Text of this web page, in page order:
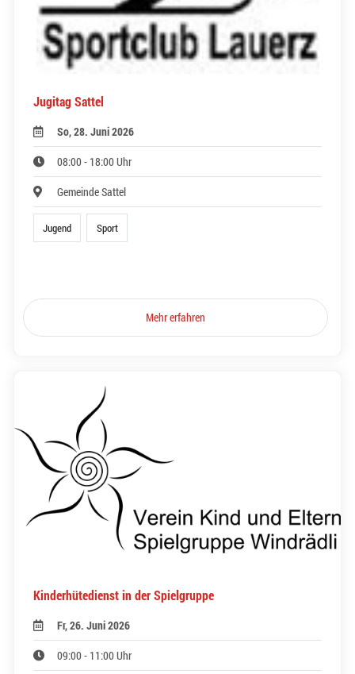
Jugitag Sattel
So, 28. Juni 2026
08:00 - 18:00 Uhr
Gemeinde Sattel
Jugend Sport
Mehr erfahren
Kinderhütedienst in der Spielgruppe
Fr, 26. Juni 2026
09:00 - 11:00 Uhr